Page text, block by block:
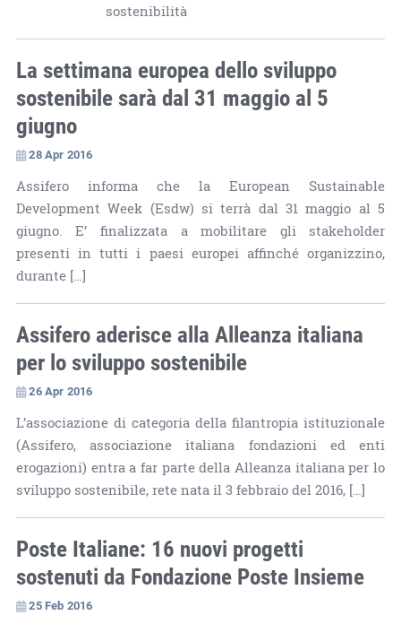
sostenibilità
La settimana europea dello sviluppo
sostenibile sarà dal 31 maggio al 5
giugno
28 Apr 2016
Assifero informa che la European Sustainable
Development Week (Esdw) si terrà dal 31 maggio al 5
giugno. E’ finalizzata a mobilitare gli stakeholder
presenti in tutti i paesi europei affinché organizzino,
durante […]
Assifero aderisce alla Alleanza italiana
per lo sviluppo sostenibile
26 Apr 2016
L’associazione di categoria della filantropia istituzionale
(Assifero, associazione italiana fondazioni ed enti
erogazioni) entra a far parte della Alleanza italiana per lo
sviluppo sostenibile, rete nata il 3 febbraio del 2016, […]
Poste Italiane: 16 nuovi progetti
sostenuti da Fondazione Poste Insieme
25 Feb 2016